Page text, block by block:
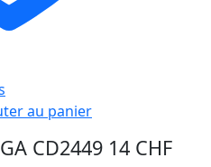
au panier
CD2449 14 CHF